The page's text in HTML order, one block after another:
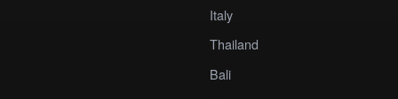
Italy
Thailand
Bali